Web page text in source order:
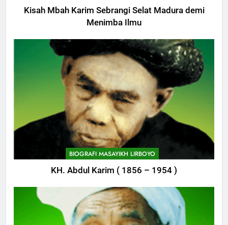
Kisah Mbah Karim Sebrangi Selat Madura demi
Menimba Ilmu
BIOGRAFI MASAYIKH LIRBOYO
KH. Abdul Karim ( 1856 – 1954 )